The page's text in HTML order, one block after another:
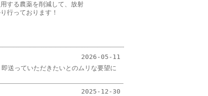
する農薬を削減して、放射
行っております！
2026-05-11
送っていただきたいとのムリな要望に
2025-12-30